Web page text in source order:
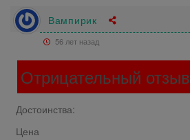
Вампирик
56 лет назад
Отрицательный отзыв
Достоинства:
Цена